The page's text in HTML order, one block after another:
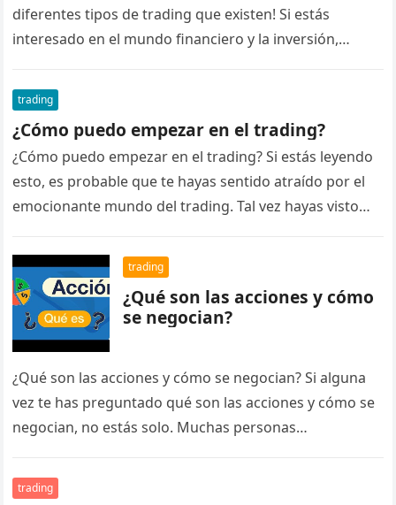
diferentes tipos de trading que existen! Si estás
interesado en el mundo financiero y la inversión,
trading
¿Cómo puedo empezar en el trading?
¿Cómo puedo empezar en el trading? Si estás leyendo
esto, es probable que te hayas sentido atraído por el
emocionante mundo del trading. Tal vez hayas visto…
trading
¿Qué son las acciones y cómo
se negocian?
¿Qué son las acciones y cómo se negocian? Si alguna
vez te has preguntado qué son las acciones y cómo se
negocian, no estás solo. Muchas personas…
trading